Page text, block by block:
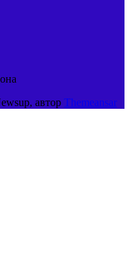
автор Themeansar